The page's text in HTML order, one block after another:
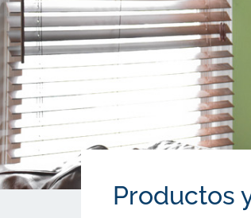
Productos